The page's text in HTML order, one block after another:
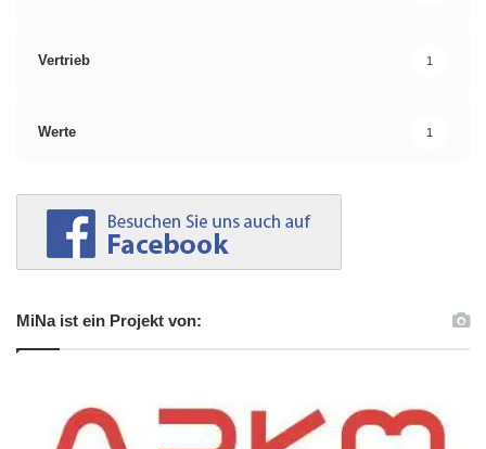
Vertrieb 1
Werte 1
MiNa ist ein Projekt von: